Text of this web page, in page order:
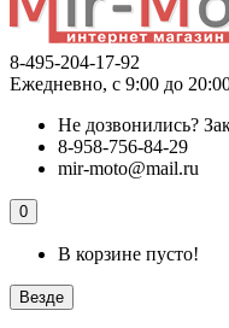
8-495-204-17-92
Ежедневно, с 9:00 до
Не дозвонились?
8-958-756-84-29
mir-moto@mail.ru
0
В корзине пусто!
Везде